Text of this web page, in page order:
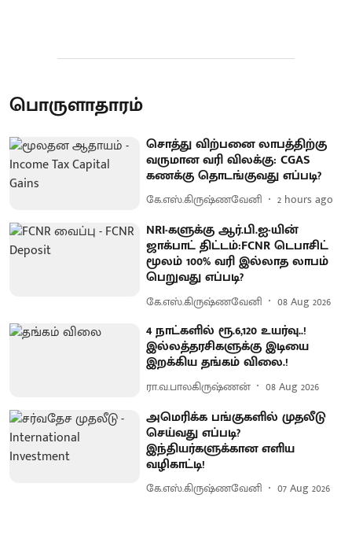
பொருளாதாரம்
சொத்து விற்பனை லாபத்திற்கு
வருமான வரி விலக்கு: CGAS
கணக்கு தொடங்குவது எப்படி?
கே.எஸ்.கிருஷ்ணவேனி 2 hours ago
NRI-களுக்கு ஆர்.பி.ஐ-யின்
ஜாக்பாட் திட்டம்:FCNR டெபாசிட்
மூலம் 100% வரி இல்லாத லாபம்
பெறுவது எப்படி?
கே.எஸ்.கிருஷ்ணவேனி 08 Aug 2026
4 நாட்களில் ரூ.6,120 உயர்வு..!
இல்லத்தரசிகளுக்கு இடியை
இறக்கிய தங்கம் விலை.!
ரா.வ.பாலகிருஷ்ணன் 08 Aug 2026
அமெரிக்க பங்குகளில் முதலீடு
செய்வது எப்படி?
இந்தியர்களுக்கான எளிய
வழிகாட்டி!
கே.எஸ்.கிருஷ்ணவேனி 07 Aug 2026